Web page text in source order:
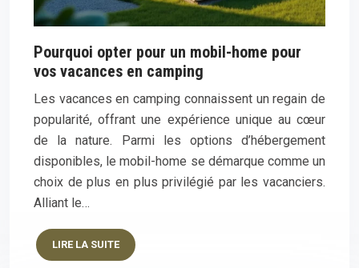
Pourquoi opter pour un mobil-home pour
vos vacances en camping
Les vacances en camping connaissent un regain de
popularité, offrant une expérience unique au cœur
de la nature. Parmi les options d’hébergement
disponibles, le mobil-home se démarque comme un
choix de plus en plus privilégié par les vacanciers.
Alliant le…
LIRE LA SUITE